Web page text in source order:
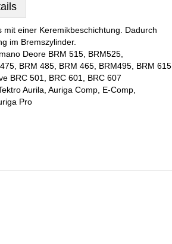
mit einer Keremikbeschichtung. Dadurch
im Bremszylinder.
Deore BRM 515, BRM525,
BRM 485, BRM 465, BRM495, BRM 615,
BRC 501, BRC 601, BRC 607
Aurila, Auriga Comp, E-Comp,
Pro